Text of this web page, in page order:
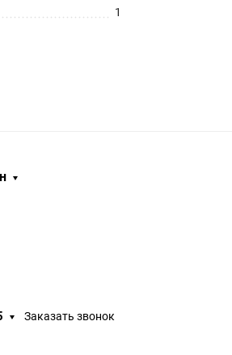
1
Заказать звонок